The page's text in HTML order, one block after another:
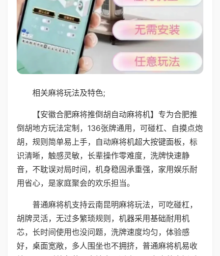
相关麻将玩法及特色;
【安徽合肥麻将推倒胡自动麻将机】专为合肥推
倒胡地方玩法定制，136张牌通用，可碰杠、自摸点炮
胡，规则简单易上手，自动麻将机超大按键面板，标
识清晰，触感灵敏，长辈操作零难度，洗牌快速静
音，不耽误对局时间，机身稳固承重强，家用娱乐耐
用省心，是家庭聚会的欢乐担当。
普通麻将机支持云南昆明麻将玩法，可吃碰杠，
胡牌灵活，无过多繁琐规则，机器采用基础耐用机
芯，长时间使用也没问题，洗牌速度均匀，体验感
好，桌面宽敞，多人围坐也不拥挤，普通麻将机易收